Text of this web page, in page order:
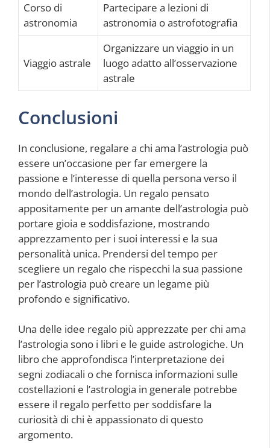
Corso di
astronomia
Partecipare a lezioni di
astronomia o astrofotografia
Viaggio astrale
Organizzare un viaggio in un
luogo adatto all’osservazione
astrale
Conclusioni
In conclusione, regalare a chi ama l’astrologia può
essere un’occasione per far emergere la
passione e l’interesse di quella persona verso il
mondo dell’astrologia. Un regalo pensato
appositamente per un amante dell’astrologia può
portare gioia e soddisfazione, mostrando
apprezzamento per i suoi interessi e la sua
personalità unica. Prendersi del tempo per
scegliere un regalo che rispecchi la sua passione
per l’astrologia può creare un legame più
profondo e significativo.
Una delle idee regalo più apprezzate per chi ama
l’astrologia sono i libri e le guide astrologiche. Un
libro che approfondisca l’interpretazione dei
segni zodiacali o che fornisca informazioni sulle
costellazioni e l’astrologia in generale potrebbe
essere il regalo perfetto per soddisfare la
curiosità di chi è appassionato di questo
argomento.